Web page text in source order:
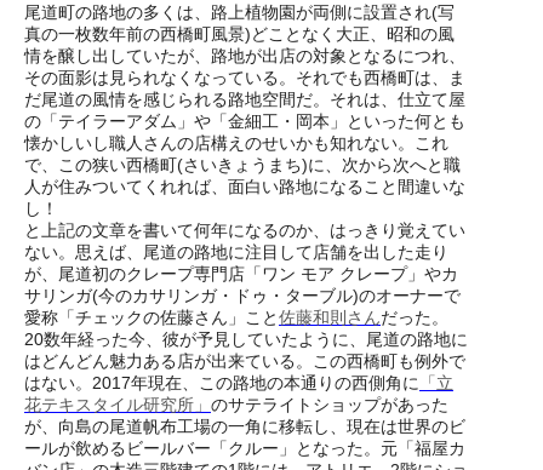
尾道町の路地の多くは、路上植物園が両側に設置され(写
真の一枚数年前の西橋町風景)どことなく大正、昭和の風
情を醸し出していたが、路地が出店の対象となるにつれ、
その面影は見られなくなっている。それでも西橋町は、ま
だ尾道の風情を感じられる路地空間だ。それは、仕立て屋
の「テイラーアダム」や「金細工・岡本」といった何とも
懐かしいし職人さんの店構えのせいかも知れない。これ
で、この狭い西橋町(さいきょうまち)に、次から次へと職
人が住みついてくれれば、面白い路地になること間違いな
し！
と上記の文章を書いて何年になるのか、はっきり覚えてい
ない。思えば、尾道の路地に注目して店舗を出した走り
が、尾道初のクレープ専門店「ワン モア クレープ」やカ
サリンガ(今のカサリンガ・ドゥ・ターブル)のオーナーで
愛称「チェックの佐藤さん」こと佐藤和則さんだった。
20数年経った今、彼が予見していたように、尾道の路地に
はどんどん魅力ある店が出来ている。この西橋町も例外で
はない。2017年現在、この路地の本通りの西側角に
「立
花テキスタイル研究所」 のサテライトショップがあった
が、向島の尾道帆布工場の一角に移転し、現在は世界のビ
ールが飲めるビールバー「クルー」となった。元「福屋カ